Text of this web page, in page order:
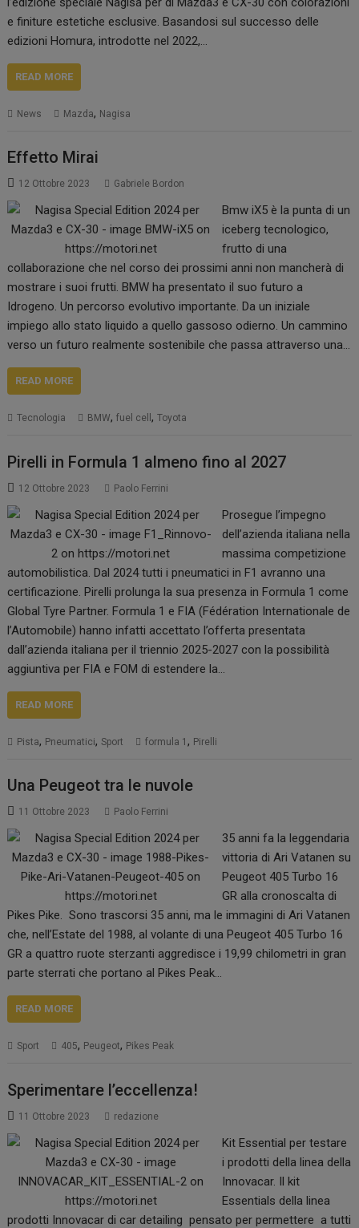
e finiture estetiche esclusive. Basandosi sul successo delle
edizioni Homura, introdotte nel 2022,…
READ MORE
News Mazda, Nagisa
Effetto Mirai
12 Ottobre 2023 Gabriele Bordon
Bmw iX5 è la punta di un
iceberg tecnologico,
frutto di una
collaborazione che nel corso dei prossimi anni non mancherà di
mostrare i suoi frutti. BMW ha presentato il suo futuro a
Idrogeno. Un percorso evolutivo importante. Da un iniziale
impiego allo stato liquido a quello gassoso odierno. Un cammino
verso un futuro realmente sostenibile che passa attraverso una…
READ MORE
Tecnologia BMW,fuel cell,Toyota
Pirelli in Formula 1 almeno fino al 2027
12 Ottobre 2023 Paolo Ferrini
Prosegue l’impegno
dell’azienda italiana nella
massima competizione
automobilistica. Dal 2024 tutti i pneumatici in F1 avranno una
certificazione. Pirelli prolunga la sua presenza in Formula 1 come
Global Tyre Partner. Formula 1 e FIA (Fédération Internationale de
l’Automobile) hanno infatti accettato l’offerta presentata
dall’azienda italiana per il triennio 2025-2027 con la possibilità
aggiuntiva per FIA e FOM di estendere la…
READ MORE
Pista, Pneumatici,Sport formula 1, Pirelli
Una Peugeot tra le nuvole
11 Ottobre 2023 Paolo Ferrini
35 anni fa la leggendaria
vittoria di Ari Vatanen su
Peugeot 405 Turbo 16
GR alla cronoscalta di
Pikes Pike. Sono trascorsi 35 anni, ma le immagini di Ari Vatanen
che, nell’Estate del 1988, al volante di una Peugeot 405 Turbo 16
GR a quattro ruote sterzanti aggredisce i 19,99 chilometri in gran
parte sterrati che portano al Pikes Peak…
READ MORE
Sport 405, Peugeot, Pikes Peak
Sperimentare l’eccellenza!
11 Ottobre 2023 redazione
Kit Essential per testare
i prodotti della linea della
Innovacar. Il kit
Essentials della linea
prodotti Innovacar di car detailing pensato per permettere a tutti